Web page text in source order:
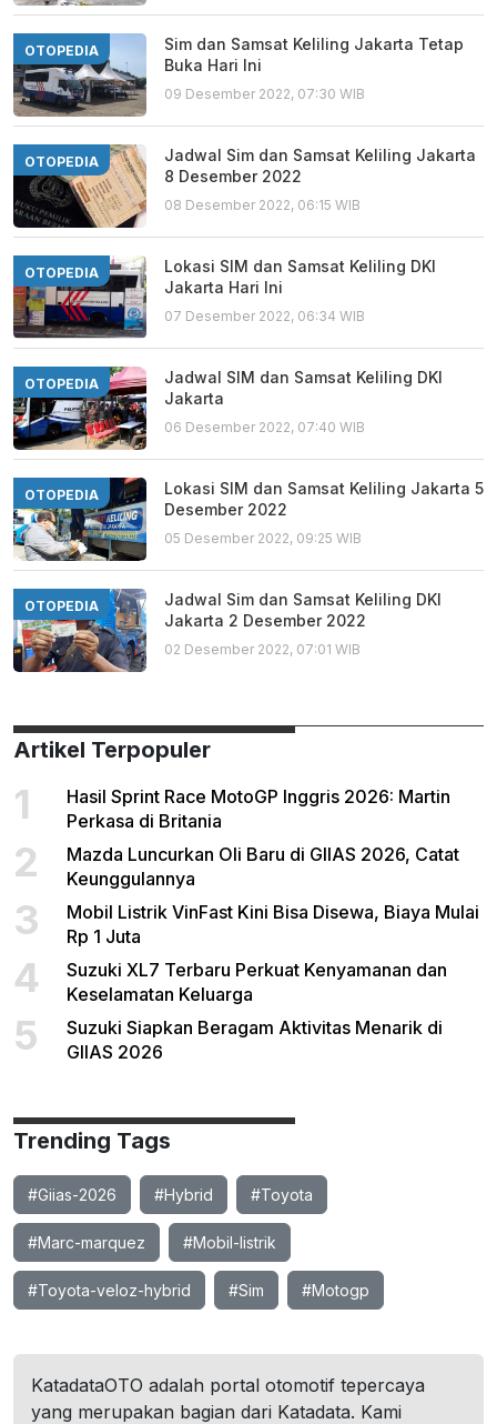
OTOPEDIA
Sim dan Samsat Keliling Jakarta Tetap
Buka Hari Ini
09 Desember 2022, 07:30 WIB
OTOPEDIA
Jadwal Sim dan Samsat Keliling Jakarta
8 Desember 2022
08 Desember 2022, 06:15 WIB
OTOPEDIA
Lokasi SIM dan Samsat Keliling DKI
Jakarta Hari Ini
07 Desember 2022, 06:34 WIB
OTOPEDIA
Jadwal SIM dan Samsat Keliling DKI
Jakarta
06 Desember 2022, 07:40 WIB
OTOPEDIA
Lokasi SIM dan Samsat Keliling Jakarta 5
Desember 2022
05 Desember 2022, 09:25 WIB
OTOPEDIA
Jadwal Sim dan Samsat Keliling DKI
Jakarta 2 Desember 2022
02 Desember 2022, 07:01 WIB
Artikel Terpopuler
1
Hasil Sprint Race MotoGP Inggris 2026: Martin
Perkasa di Britania
2
Mazda Luncurkan Oli Baru di GIIAS 2026, Catat
Keunggulannya
3
Mobil Listrik VinFast Kini Bisa Disewa, Biaya Mulai
Rp 1 Juta
4
Suzuki XL7 Terbaru Perkuat Kenyamanan dan
Keselamatan Keluarga
5
Suzuki Siapkan Beragam Aktivitas Menarik di
GIIAS 2026
Trending Tags
#Giias-2026 #Hybrid #Toyota
#Marc-marquez #Mobil-listrik
#Toyota-veloz-hybrid #Sim #Motogp
KatadataOTO adalah portal otomotif tepercaya
yang merupakan bagian dari Katadata. Kami